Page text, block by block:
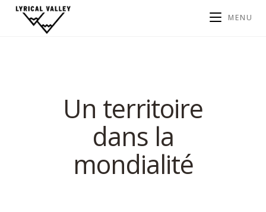
MENU
Un territoire
dans la
mondialité